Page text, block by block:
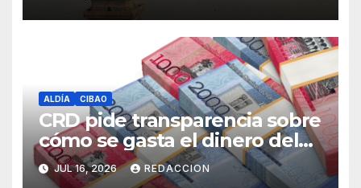
ALDÍA CIBAO
CRD pide transparencia sobre
cómo se gasta el dinero del
Seguro Familiar de Salud
JUL 16, 2026 REDACCION